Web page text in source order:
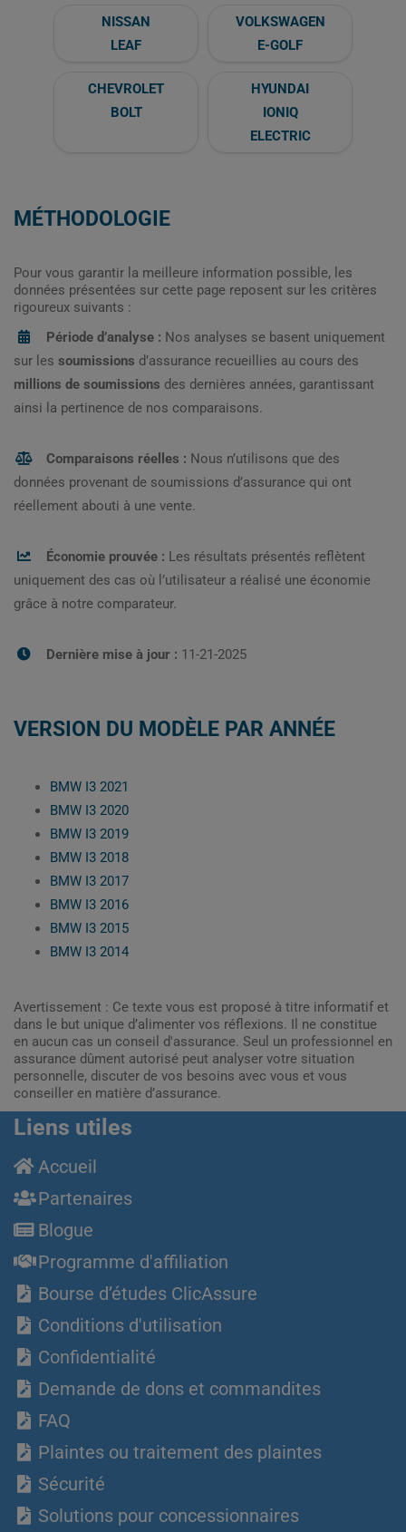
NISSAN
LEAF
VOLKSWAGEN
E-GOLF
CHEVROLET
BOLT
HYUNDAI
IONIQ
ELECTRIC
MÉTHODOLOGIE
Pour vous garantir la meilleure information possible, les
données présentées sur cette page reposent sur les critères
rigoureux suivants :
Période d’analyse : Nos analyses se basent uniquement
sur les soumissions d’assurance recueillies au cours des
millions de soumissions des dernières années, garantissant
ainsi la pertinence de nos comparaisons.
Comparaisons réelles : Nous n’utilisons que des
données provenant de soumissions d’assurance qui ont
réellement abouti à une vente.
Économie prouvée : Les résultats présentés reflètent
uniquement des cas où l’utilisateur a réalisé une économie
grâce à notre comparateur.
Dernière mise à jour : 11-21-2025
VERSION DU MODÈLE PAR ANNÉE
BMW I3 2021
BMW I3 2020
BMW I3 2019
BMW I3 2018
BMW I3 2017
BMW I3 2016
BMW I3 2015
BMW I3 2014
Avertissement : Ce texte vous est proposé à titre informatif et
dans le but unique d’alimenter vos réflexions. Il ne constitue
en aucun cas un conseil d'assurance. Seul un professionnel en
assurance dûment autorisé peut analyser votre situation
personnelle, discuter de vos besoins avec vous et vous
conseiller en matière d’assurance.
Liens utiles
Accueil
Partenaires
Blogue
Programme d'affiliation
Bourse d’études ClicAssure
Conditions d'utilisation
Confidentialité
Demande de dons et commandites
FAQ
Plaintes ou traitement des plaintes
Sécurité
Solutions pour concessionnaires